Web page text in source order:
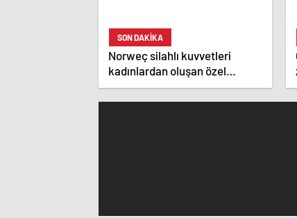
SON DAKİKA
Norweç silahlı kuvvetleri
kadınlardan oluşan özel
kuvvetler eğitimlerini başlattı.